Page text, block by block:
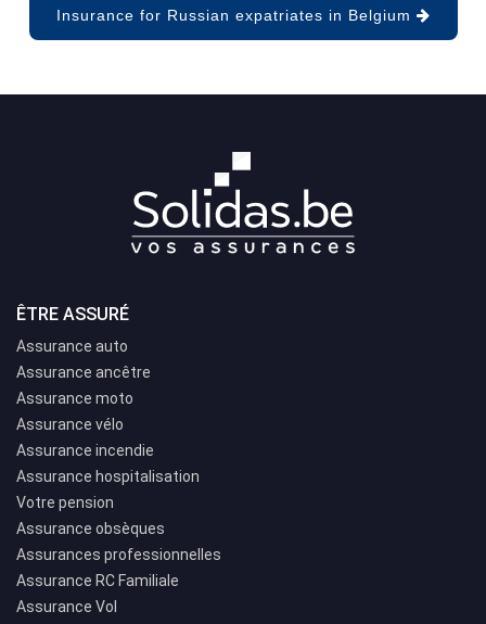
Insurance for Russian expatriates in Belgium
ÊTRE ASSURÉ
Assurance auto
Assurance ancêtre
Assurance moto
Assurance vélo
Assurance incendie
Assurance hospitalisation
Votre pension
Assurance obsèques
Assurances professionnelles
Assurance RC Familiale
Assurance Vol